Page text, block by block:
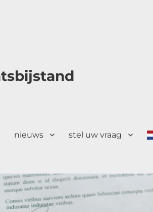
nieuws stel uw vraag